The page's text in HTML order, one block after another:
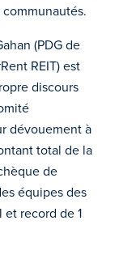
(PDG de
REIT) est
discours
dévouement à
total de la
de
équipes des
record de 1